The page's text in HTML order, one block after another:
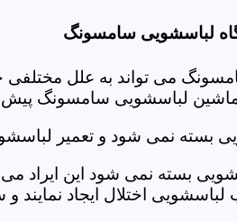
لباسشویی سامسونگ
می تواند به علل مختلفی
لباسشویی سامسونگ پیش
بسته نمی شود و تعمیر
بسته نمی شود این ایراد می
اختلال ایجاد